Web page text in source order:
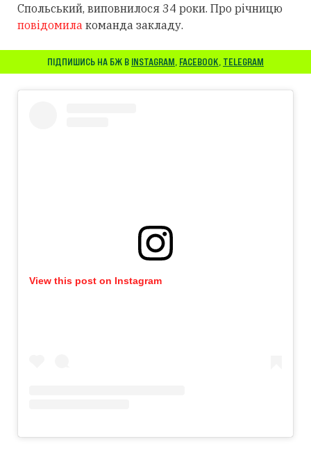
Спольський, виповнилося 34 роки. Про річницю
повідомила команда закладу.
ПІДПИШИСЬ НА БЖ В INSTAGRAM, FACEBOOK, TELEGRAM
View this post on Instagram